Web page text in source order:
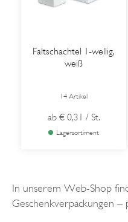
Faltschachtel 1-wellig,
weiß
14 Artikel
ab € 0,31 / St.
Lagersortiment
In unserem Web-Shop
Geschenkverpackungen –